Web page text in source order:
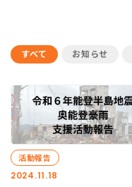
すべて お知らせ
2024.11.18
活動報告